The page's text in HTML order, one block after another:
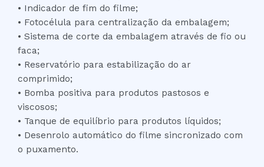
• Indicador de fim do filme;
• Fotocélula para centralização da embalagem;
• Sistema de corte da embalagem através de fio ou
faca;
• Reservatório para estabilização do ar
comprimido;
• Bomba positiva para produtos pastosos e
viscosos;
• Tanque de equilíbrio para produtos líquidos;
• Desenrolo automático do filme sincronizado com
o puxamento.